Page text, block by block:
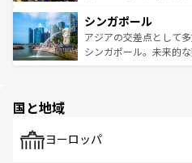
参照してほしい。
激する。気候は一年中
が待っている。親しみ
た文化、そして多様な
み、どこを訪れても感
ており、効率よく見ど
うな絶景から文化的な
シンガポール
アジアの交差点として
シンガポール。未来的
で、ホーカーズは地元
国と地域
ヨーロッパ